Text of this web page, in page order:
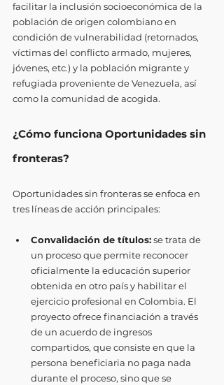
facilitar la inclusión socioeconómica de la
población de origen colombiano en
condición de vulnerabilidad (retornados,
víctimas del conflicto armado, mujeres,
jóvenes, etc.) y la población migrante y
refugiada proveniente de Venezuela, así
como la comunidad de acogida.
¿Cómo funciona Oportunidades sin
fronteras?
Oportunidades sin fronteras se enfoca en
tres líneas de acción principales:
Convalidación de títulos: se trata de
un proceso que permite reconocer
oficialmente la educación superior
obtenida en otro país y habilitar el
ejercicio profesional en Colombia. El
proyecto ofrece financiación a través
de un acuerdo de ingresos
compartidos, que consiste en que la
persona beneficiaria no paga nada
durante el proceso, sino que se